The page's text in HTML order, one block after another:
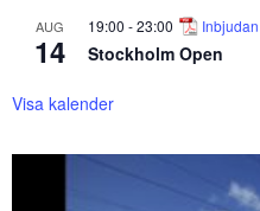
AUG
14
19:00 -23:00 Inbjudan
Stockholm Open
Visa kalender